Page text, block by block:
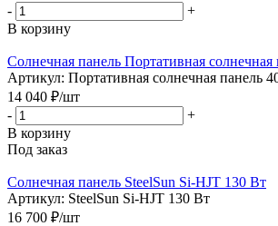
-
+
В корзину
Солнечная панель Портативная солнечная
Артикул: Портативная солнечная панель
14 040 ₽/шт
-
+
В корзину
Под заказ
Солнечная панель SteelSun Si-HJT 130 Вт
Артикул: SteelSun Si-HJT 130 Вт
16 700 ₽/шт